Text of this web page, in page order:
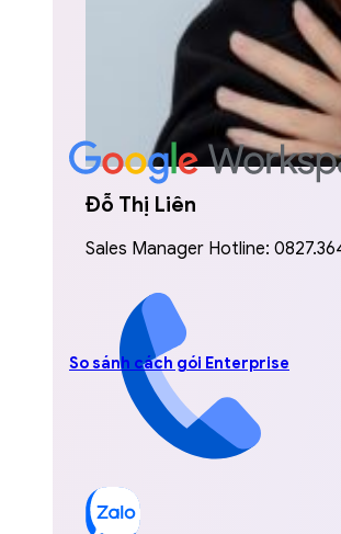
Đỗ Thị Liên
Sales Manager Hotline:
So sánh cách gói Enterprise